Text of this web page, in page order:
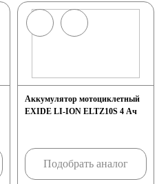
Аккумулятор мотоциклетный
EXIDE LI-ION ELTZ10S 4 Ач
Подобрать аналог